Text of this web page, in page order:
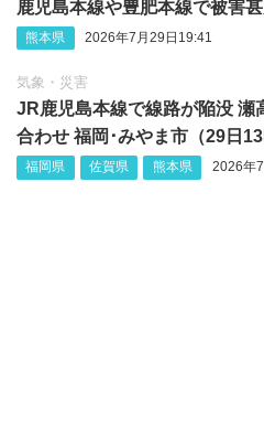
鹿児島本線や豊肥本線で被害
熊本県 2026年7月29日19:41
気象・災害
JR鹿児島本線で線路が陥没 瀬
合わせ 福岡･みやま市（29日13
福岡県 佐賀県 熊本県 2026年